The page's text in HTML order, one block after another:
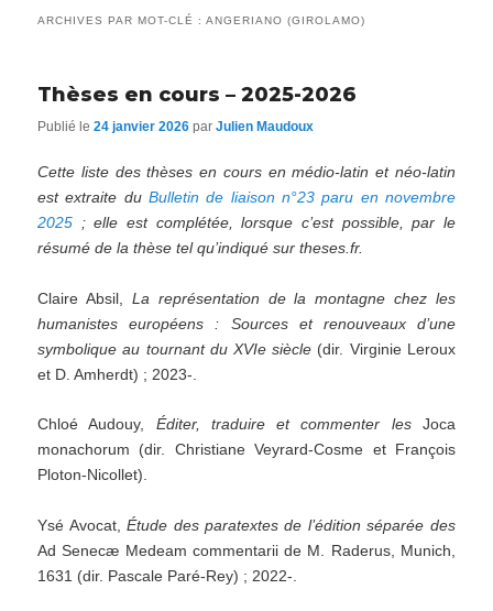
ARCHIVES PAR MOT-CLÉ :ANGERIANO (GIROLAMO)
Thèses en cours – 2025-2026
Publié le24 janvier 2026 parJulien Maudoux
Cette liste des thèses en cours en médio-latin et néo-latin
est extraite duBulletin de liaison n°23 paru en novembre
2025 ; elle est complétée, lorsque c’est possible, par le
résumé de la thèse tel qu’indiqué sur theses.fr.
Claire Absil, La représentation de la montagne chez les
humanistes européens : Sources et renouveaux d’une
symbolique au tournant du XVIe siècle (dir. Virginie Leroux
et D. Amherdt) ; 2023-.
Chloé Audouy, Éditer, traduire et commenter lesJoca
monachorum (dir. Christiane Veyrard-Cosme et François
Ploton-Nicollet).
Ysé Avocat,Étude des paratextes de l’édition séparée des
Ad Senecæ Medeam commentarii de M. Raderus, Munich,
1631 (dir. Pascale Paré-Rey) ; 2022-.